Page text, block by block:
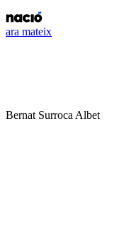
ara mateix
Bernat Surroca Albet